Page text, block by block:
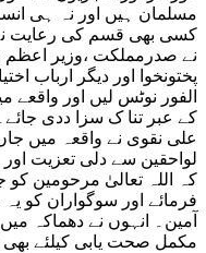
مسلمان ہیں اور نہ ہی
کسی بھی قسم کی رعایت
نے صدرمملکت ،وزیر اعظم
پختونخوا اور دیگر ارباب
الفور نوٹس لیں اور
کے عبر تنا ک سزا ددی
علی نقوی نے واقعہ میں
لواحقین سے دلی تعزیت
کہ اللہ تعالیٰ مرحومین
فرمائے اور سوگواران کو
آمین۔ انہوں نے دھماکہ
مکمل صحت یابی کیلئے بھی